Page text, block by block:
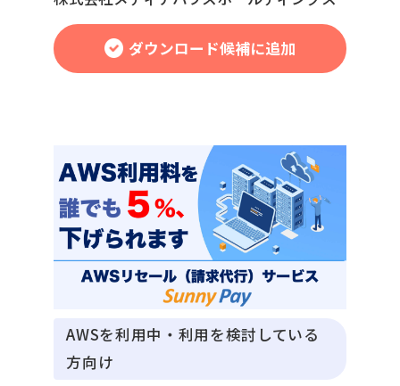
ダウンロード候補に追加
AWSを利用中・利用を検討している
方向け